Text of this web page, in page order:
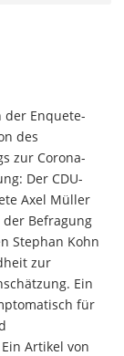
der Enquete-
des
zur Corona-
Der CDU-
Axel Müller
Befragung
Stephan Kohn
zur
Ein
für
Artikel von